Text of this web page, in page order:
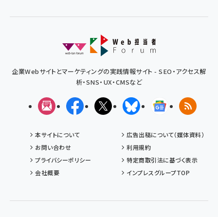
企業Webサイトとマーケティングの実践情報サイト - SEO・アクセス解
析・SNS・UX・CMSなど
メルマガFacebookX(エックス)BlueskyGoogleニュ
RSS
本サイトについて
広告出稿について（媒体資料）
お問い合わせ
利用規約
プライバシーポリシー
特定商取引法に基づく表示
会社概要
インプレスグループTOP